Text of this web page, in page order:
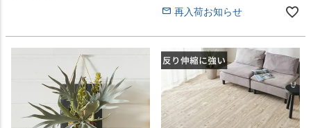
再入荷お知らせ